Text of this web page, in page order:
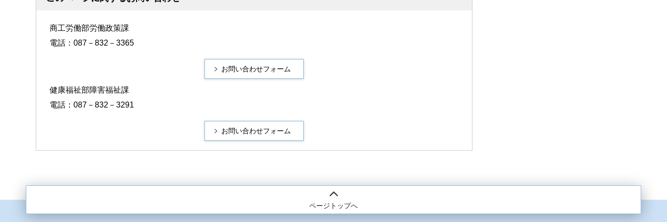
商工労働部労働政策課
電話：087－832－3365
健康福祉部障害福祉課
電話：087－832－3291
ページトップへ